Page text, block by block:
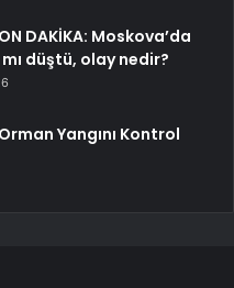
DAKİKA: Moskova’da
düştü, olay nedir?
Yangını Kontrol